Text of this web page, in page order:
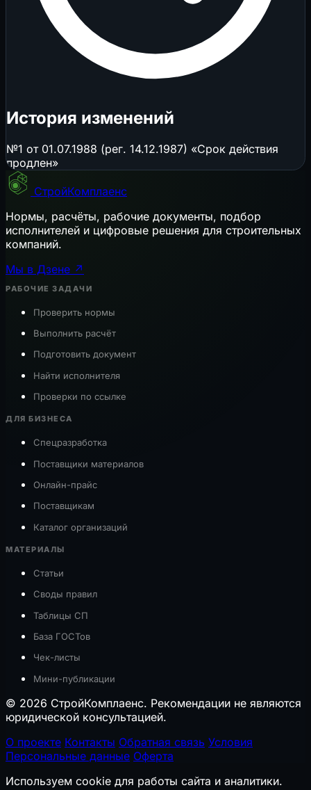
История изменений
№1 от 01.07.1988 (рег. 14.12.1987) «Срок действия
продлен»
СтройКомплаенс
Нормы, расчёты, рабочие документы, подбор
исполнителей и цифровые решения для строительных
компаний.
Мы в Дзене ↗
РАБОЧИЕ ЗАДАЧИ
Проверить нормы
Выполнить расчёт
Подготовить документ
Найти исполнителя
Проверки по ссылке
ДЛЯ БИЗНЕСА
Спецразработка
Поставщики материалов
Онлайн-прайс
Поставщикам
Каталог организаций
МАТЕРИАЛЫ
Статьи
Своды правил
Таблицы СП
База ГОСТов
Чек-листы
Мини-публикации
© 2026 СтройКомплаенс. Рекомендации не являются
юридической консультацией.
О проекте Контакты Обратная связь Условия
Персональные данные Оферта
Используем cookie для работы сайта и аналитики.